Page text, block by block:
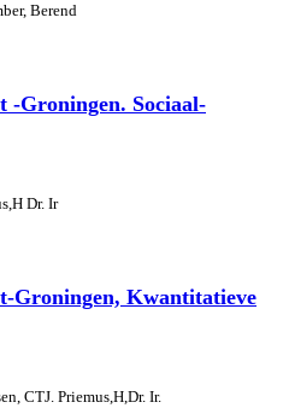
Berend
-Groningen. Sociaal-
Dr. Ir
Groningen, Kwantitatieve
CTJ. Priemus,H,Dr. Ir.